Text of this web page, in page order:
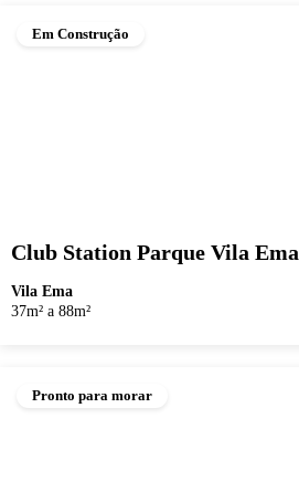
Em Construção
Club Station Parque Vila Ema
Vila Ema
37m² a 88m²
Pronto para morar